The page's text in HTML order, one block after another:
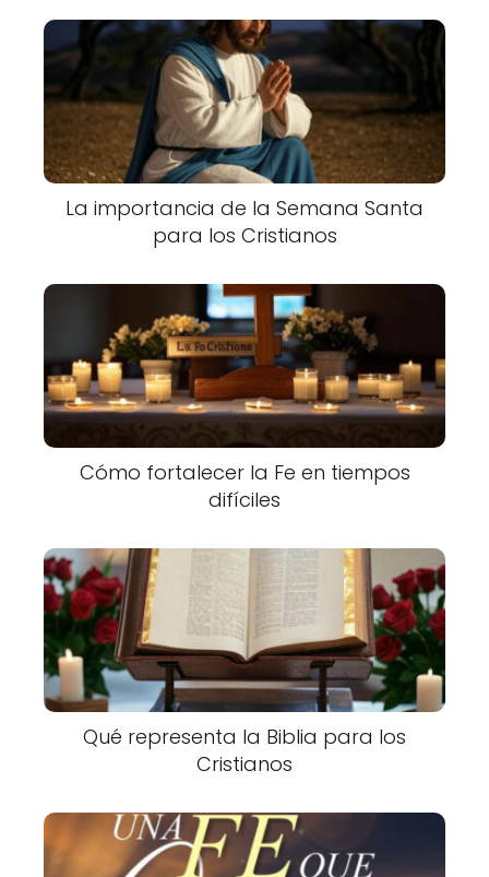
La importancia de la Semana Santa
para los Cristianos
Cómo fortalecer la Fe en tiempos
difíciles
Qué representa la Biblia para los
Cristianos